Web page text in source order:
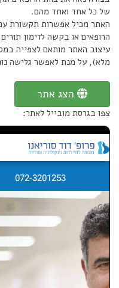
של כל אחד ואחד מהם.
האתר מכיל אפשרות תקשורת
הרופאים או בקשה לזימון
עיצוב האתר מותאם לצפייה
מלא), על מנת לאפשר גלישה
הצג אתר
צפו בגרסת מובייל לאתר: